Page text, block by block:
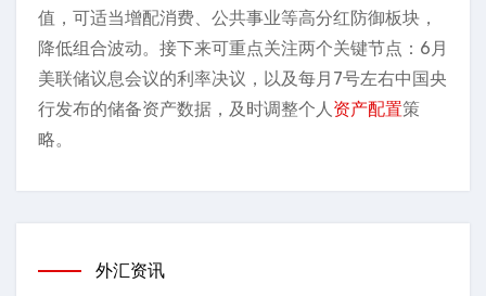
值，可适当增配消费、公共事业等高分红防御板块，
降低组合波动。接下来可重点关注两个关键节点：6月
美联储议息会议的利率决议，以及每月7号左右中国央
行发布的储备资产数据，及时调整个人 资产配置策
略。
外汇资讯